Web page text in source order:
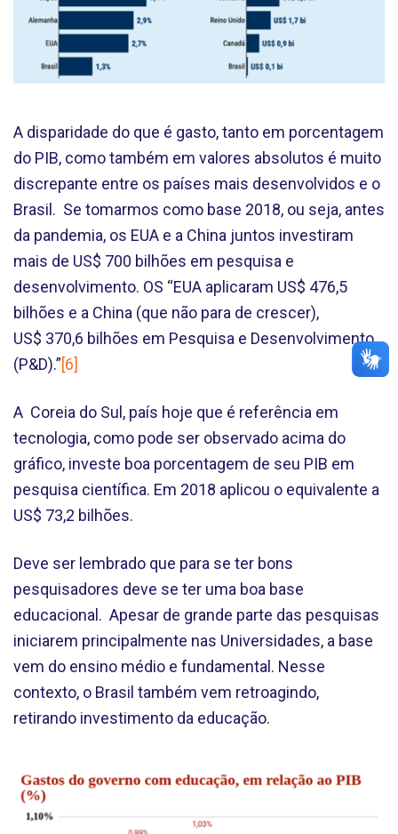
A disparidade do que é gasto, tanto em porcentagem
do PIB, como também em valores absolutos é muito
discrepante entre os países mais desenvolvidos e o
Brasil. Se tomarmos como base 2018, ou seja, antes
da pandemia, os EUA e a China juntos investiram
mais de US$ 700 bilhões em pesquisa e
desenvolvimento. OS “EUA aplicaram US$ 476,5
bilhões e a China (que não para de crescer),
US$ 370,6 bilhões em Pesquisa e Desenvolvimento
(P&D).”[6]
A Coreia do Sul, país hoje que é referência em
tecnologia, como pode ser observado acima do
gráfico, investe boa porcentagem de seu PIB em
pesquisa científica. Em 2018 aplicou o equivalente a
US$ 73,2 bilhões.
Deve ser lembrado que para se ter bons
pesquisadores deve se ter uma boa base
educacional. Apesar de grande parte das pesquisas
iniciarem principalmente nas Universidades, a base
vem do ensino médio e fundamental. Nesse
contexto, o Brasil também vem retroagindo,
retirando investimento da educação.